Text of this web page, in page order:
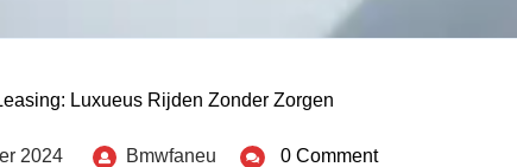
Luxueus Rijden Zonder Zorgen
2024 Bmwfaneu 0 Comment